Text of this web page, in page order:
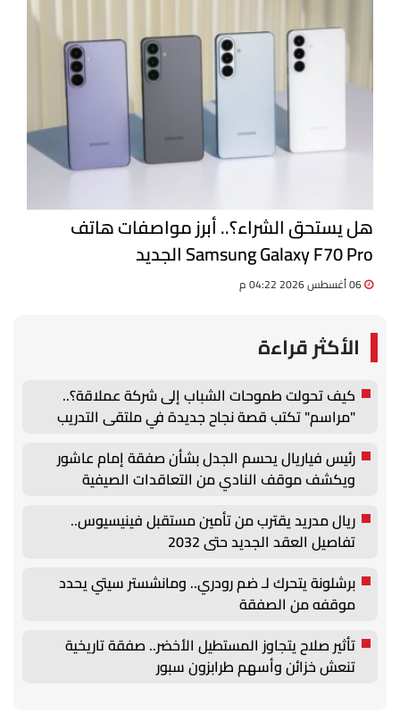
هل يستحق الشراء؟.. أبرز مواصفات هاتف
Samsung Galaxy F70 Pro الجديد
الأكثر قراءة
كيف تحولت طموحات الشباب إلى شركة عملاقة؟..
"مراسم" تكتب قصة نجاح جديدة في ملتقى التدريب
والتوظيف الزراعي الأول بجامعة دمنهور
رئيس فياريال يحسم الجدل بشأن صفقة إمام عاشور
ويكشف موقف النادي من التعاقدات الصيفية
ريال مدريد يقترب من تأمين مستقبل فينيسيوس..
تفاصيل العقد الجديد حتى 2032
برشلونة يتحرك لـ ضم رودري.. ومانشستر سيتي يحدد
موقفه من الصفقة
تأثير صلاح يتجاوز المستطيل الأخضر.. صفقة تاريخية
تنعش خزائن وأسهم طرابزون سبور